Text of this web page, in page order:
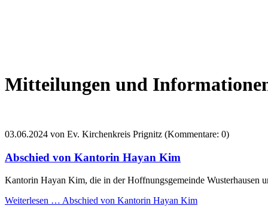
Mitteilungen und
03.06.2024 von Ev. Kirchenkreis Prignitz (Kommentare: 0)
Abschied von Kantorin Hayan Kim
Kantorin Hayan Kim, die in der Hoffnungsgemeinde Wusterhausen
Weiterlesen … Abschied von Kantorin Hayan Kim